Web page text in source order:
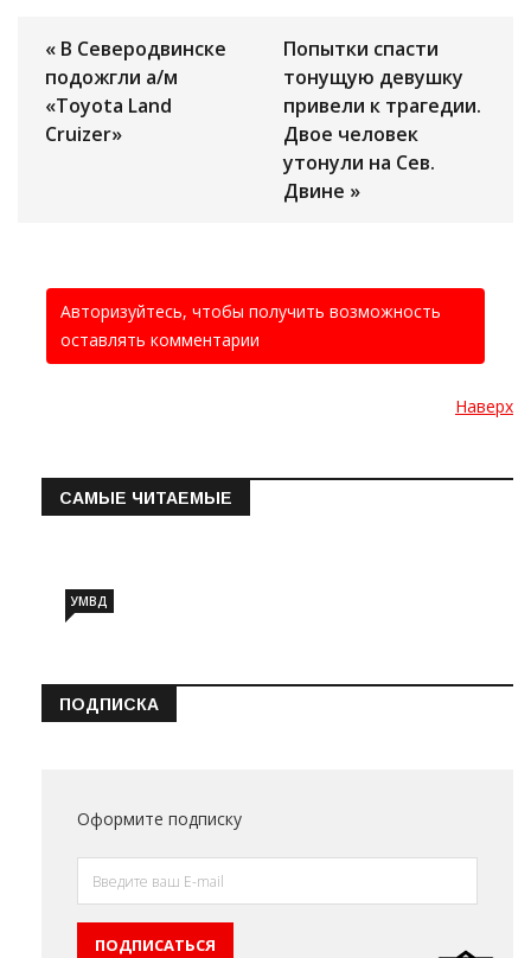
« В Северодвинске
подожгли а/м
«Toyota Land
Cruizer»
Попытки спасти
тонущую девушку
привели к трагедии.
Двое человек
утонули на Сев.
Двине »
Авторизуйтесь, чтобы получить возможность
оставлять комментарии
Наверх
САМЫЕ ЧИТАЕМЫЕ
УМВД
ПОДПИСКА
Оформите подписку